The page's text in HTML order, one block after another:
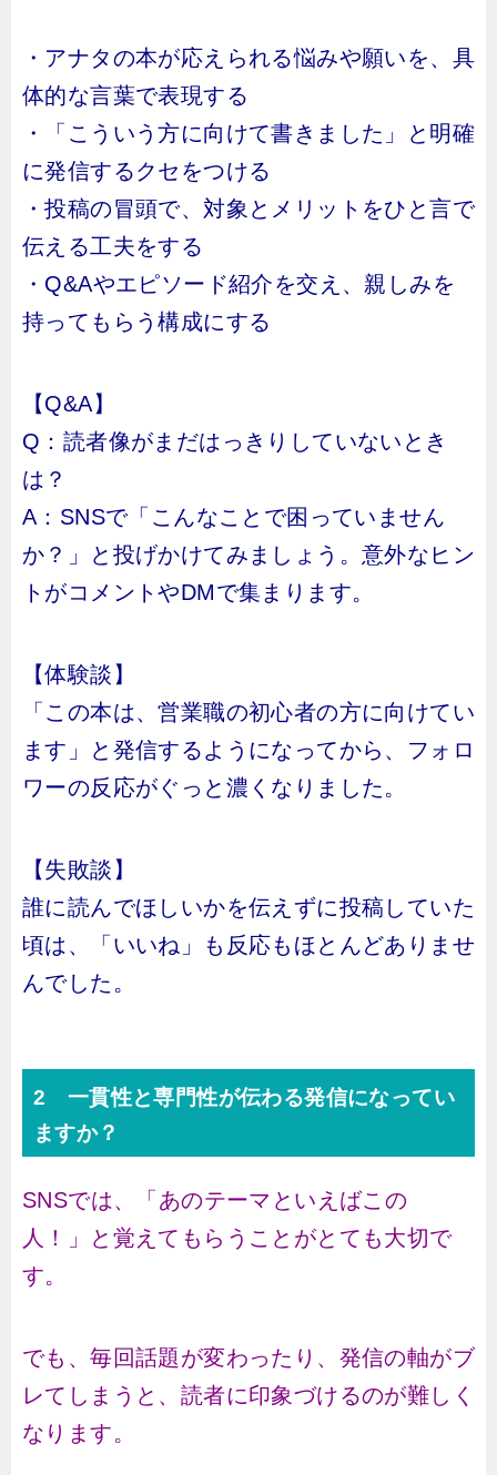
・アナタの本が応えられる悩みや願いを、具
体的な言葉で表現する
・「こういう方に向けて書きました」と明確
に発信するクセをつける
・投稿の冒頭で、対象とメリットをひと言で
伝える工夫をする
・Q&Aやエピソード紹介を交え、親しみを
持ってもらう構成にする
【Q&A】
Q：読者像がまだはっきりしていないとき
は？
A：SNSで「こんなことで困っていません
か？」と投げかけてみましょう。意外なヒン
トがコメントやDMで集まります。
【体験談】
「この本は、営業職の初心者の方に向けてい
ます」と発信するようになってから、フォロ
ワーの反応がぐっと濃くなりました。
【失敗談】
誰に読んでほしいかを伝えずに投稿していた
頃は、「いいね」も反応もほとんどありませ
んでした。
2 一貫性と専門性が伝わる発信になってい
ますか？
SNSでは、「あのテーマといえばこの
人！」と覚えてもらうことがとても大切で
す。
でも、毎回話題が変わったり、発信の軸がブ
レてしまうと、読者に印象づけるのが難しく
なります。